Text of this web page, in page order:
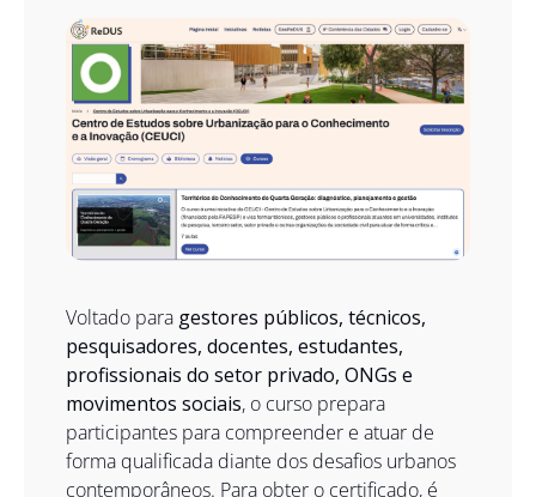
Voltado para gestores públicos, técnicos,
pesquisadores, docentes, estudantes,
profissionais do setor privado, ONGs e
movimentos sociais, o curso prepara
participantes para compreender e atuar de
forma qualificada diante dos desafios urbanos
contemporâneos. Para obter o certificado, é